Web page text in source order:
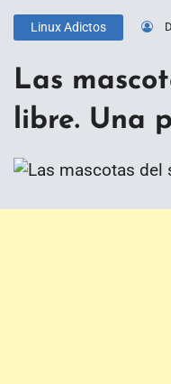
Linux Adictos
Las
libre. Una